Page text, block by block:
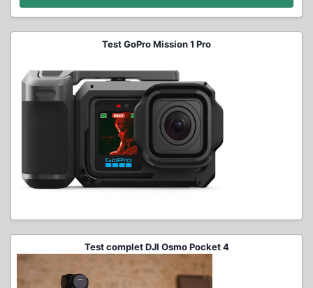
Test GoPro Mission 1 Pro
Test complet DJI Osmo Pocket 4